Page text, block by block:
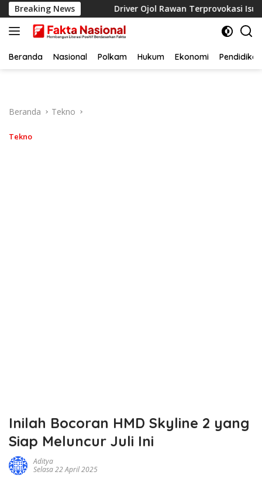
Langsung
ke
konten
Breaking News
itu Nyata Driver Ojol Rawan Terprovokasi Isu Liar
Beranda Nasional Polkam Hukum Ekonomi Pendidikan
Beranda Tekno
Tekno
Inilah Bocoran HMD Skyline 2 yang
Siap Meluncur Juli Ini
Aditya
Selasa 22 April 2025